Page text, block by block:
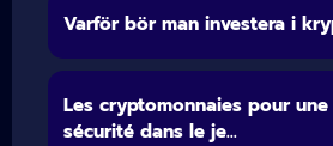
Varför bör man investera i
Les cryptomonnaies pour
sécurité dans le je...